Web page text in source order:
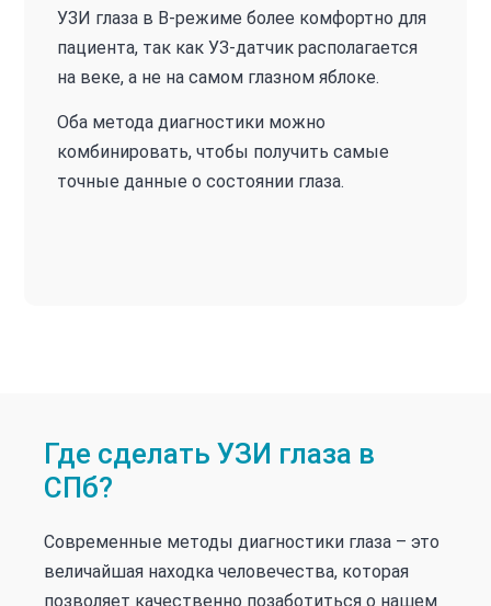
УЗИ глаза в В-режиме более комфортно для
пациента, так как УЗ-датчик располагается
на веке, а не на самом глазном яблоке.
Оба метода диагностики можно
комбинировать, чтобы получить самые
точные данные о состоянии глаза.
Где сделать УЗИ глаза в
СПб?
Современные методы диагностики глаза – это
величайшая находка человечества, которая
позволяет качественно позаботиться о нашем